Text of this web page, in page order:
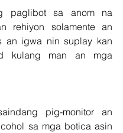
paglibot sa anom na
rehiyon solamente an
an igwa nin suplay kan
kulang man an mga
pig-monitor an
sa mga botica asin